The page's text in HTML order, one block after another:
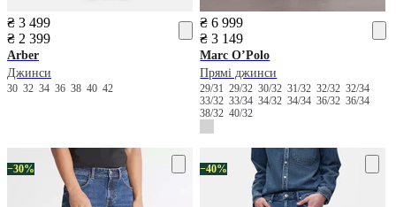
₴ 3 499
₴ 2 399
Arber
Джинси
30 32 34 36 38 40 42
₴ 6 999
₴ 3 149
Marc O’Polo
Прямі джинси
29/3129/3230/3231/3232/3232/34
33/3233/3434/3234/3436/3236/34
38/3240/32
−30% −40%